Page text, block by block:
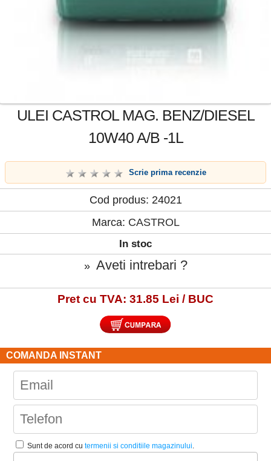
ULEI CASTROL MAG. BENZ/DIESEL
10W40 A/B -1L
Scrie prima recenzie
Cod produs: 24021
Marca: CASTROL
In stoc
» Aveti intrebari ?
Pret cu TVA: 31.85 Lei / BUC
COMANDA INSTANT
Sunt de acord cutermenii si conditiile magazinului.